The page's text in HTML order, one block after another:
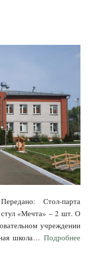
Стол-парта
«Мечта» – 2 шт. О
учреждении
школа… Подробнее